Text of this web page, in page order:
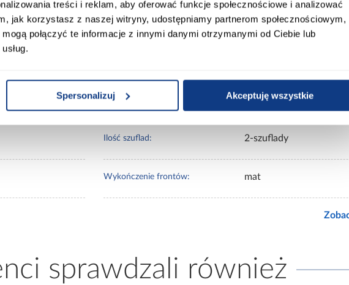
treści i reklam, aby oferować funkcje społecznościowe i analizować
jak korzystasz z naszej witryny, udostępniamy partnerom społecznościowym,
połączyć te informacje z innymi danymi otrzymanymi od Ciebie lub
Spersonalizuj Akceptuję wszystkie
Wybarwienie: beżowe
Ilość drzwi: 2-drzwiowa
Ilość szuflad: 2-szuflady
Wykończenie frontów: mat
sprawdzali również